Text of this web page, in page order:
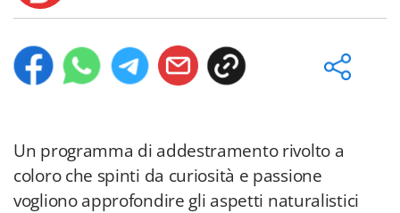
Un programma di addestramento rivolto a
coloro che spinti da curiosità e passione
vogliono approfondire gli aspetti naturalistici